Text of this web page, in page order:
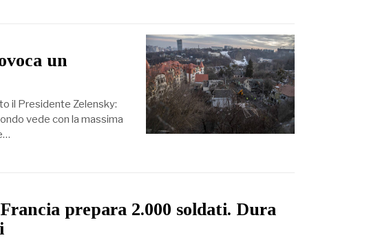
un
il Presidente Zelensky:
vede con la massima
prepara 2.000 soldati. Dura